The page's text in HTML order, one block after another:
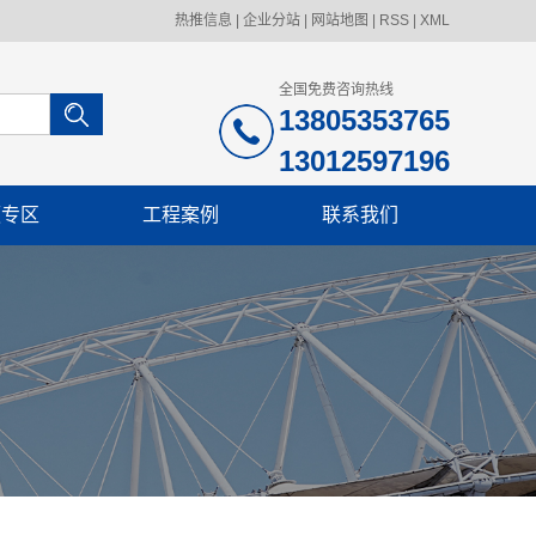
热推信息 企业分站 网站地图 RSS XML
全国免费咨询热线
13805353765
13012597196
区 工程案例 联系我们